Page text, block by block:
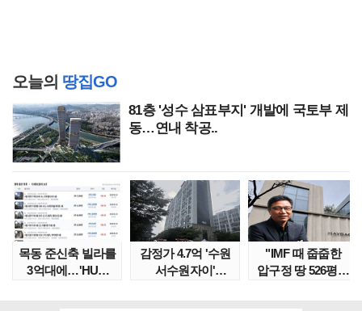
오늘의 땅집GO
81층 '성수 삼표부지' 개발에 국토부 제
동…연내 착공..
목동 준신축 빌라를
3억대에…'HUG
감정가 4.7억 '수원
서수원자이'
"IMF 때 줍줍한
압구정 땅 526평의